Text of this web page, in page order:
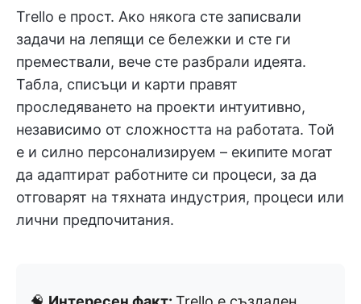
Trello е прост. Ако някога сте записвали
задачи на лепящи се бележки и сте ги
премествали, вече сте разбрали идеята.
Табла, списъци и карти правят
проследяването на проекти интуитивно,
независимо от сложността на работата. Той
е и силно персонализируем – екипите могат
да адаптират работните си процеси, за да
отговарят на тяхната индустрия, процеси или
лични предпочитания.